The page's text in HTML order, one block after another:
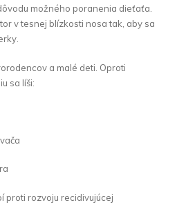
možného poranenia dieťaťa.
v tesnej blízkosti nosa tak, aby sa
a malé deti. Oproti
sa líši:
proti rozvoju recidivujúcej